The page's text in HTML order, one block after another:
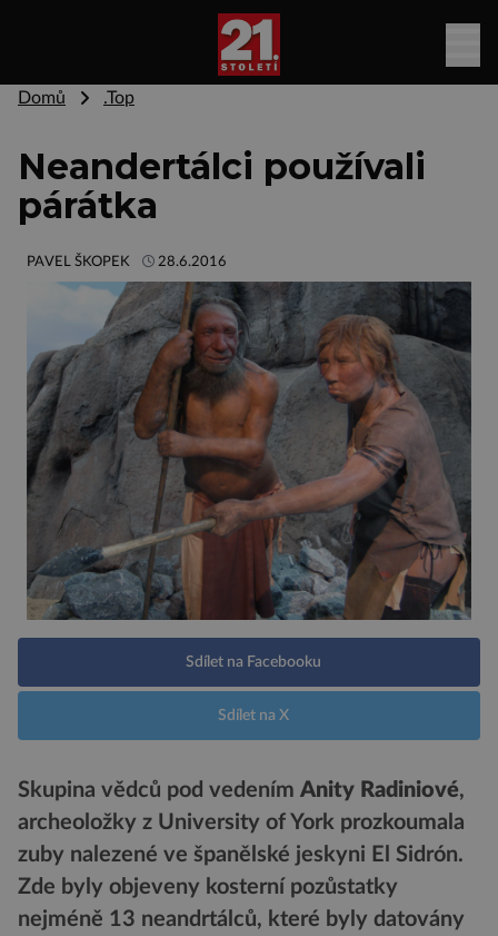
Domů .Top
Neandertálci používali
párátka
PAVEL ŠKOPEK 28.6.2016
Sdílet na Facebooku
Sdílet na X
Skupina vědců pod vedením Anity Radiniové,
archeoložky z University of York prozkoumala
zuby nalezené ve španělské jeskyni El Sidrón.
Zde byly objeveny kosterní pozůstatky
nejméně 13 neandrtálců, které byly datovány